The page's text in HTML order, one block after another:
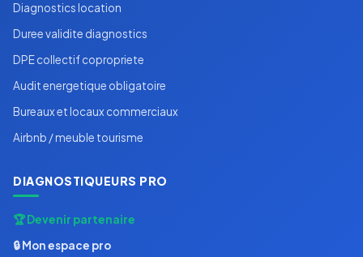
Diagnostics location
Duree validite diagnostics
DPE collectif copropriete
Audit energetique obligatoire
Bureaux et locaux commerciaux
Airbnb / meuble tourisme
DIAGNOSTIQUEURS PRO
🏆 Devenir partenaire
🔒 Mon espace pro